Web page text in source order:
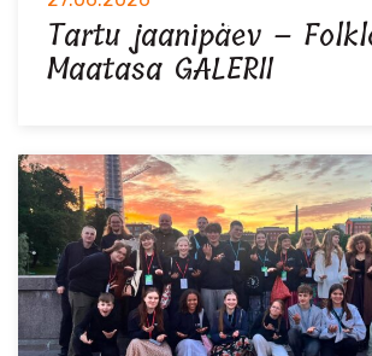
Tartu jaanipäev –
Maatasa GALERII